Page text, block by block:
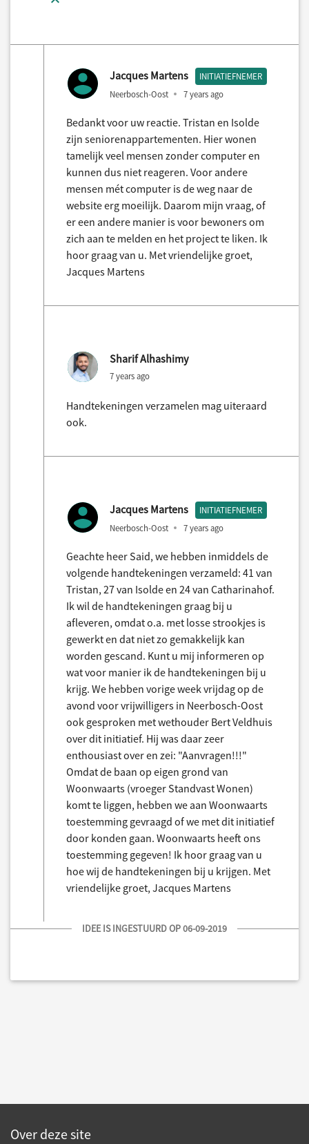
Jacques Martens INITIATIEFNEMER
Neerbosch-Oost 7 years ago
Bedankt voor uw reactie. Tristan en Isolde
zijn seniorenappartementen. Hier wonen
tamelijk veel mensen zonder computer en
kunnen dus niet reageren. Voor andere
mensen mét computer is de weg naar de
website erg moeilijk. Daarom mijn vraag, of
er een andere manier is voor bewoners om
zich aan te melden en het project te liken. Ik
hoor graag van u. Met vriendelijke groet,
Jacques Martens
Sharif Alhashimy
7 years ago
Handtekeningen verzamelen mag uiteraard
ook.
Jacques Martens INITIATIEFNEMER
Neerbosch-Oost 7 years ago
Geachte heer Said, we hebben inmiddels de
volgende handtekeningen verzameld: 41 van
Tristan, 27 van Isolde en 24 van Catharinahof.
Ik wil de handtekeningen graag bij u
afleveren, omdat o.a. met losse strookjes is
gewerkt en dat niet zo gemakkelijk kan
worden gescand. Kunt u mij informeren op
wat voor manier ik de handtekeningen bij u
krijg. We hebben vorige week vrijdag op de
avond voor vrijwilligers in Neerbosch-Oost
ook gesproken met wethouder Bert Veldhuis
over dit initiatief. Hij was daar zeer
enthousiast over en zei: "Aanvragen!!!"
Omdat de baan op eigen grond van
Woonwaarts (vroeger Standvast Wonen)
komt te liggen, hebben we aan Woonwaarts
toestemming gevraagd of we met dit initiatief
door konden gaan. Woonwaarts heeft ons
toestemming gegeven! Ik hoor graag van u
hoe wij de handtekeningen bij u krijgen. Met
vriendelijke groet, Jacques Martens
IDEE IS INGESTUURD OP 06-09-2019
Over deze site